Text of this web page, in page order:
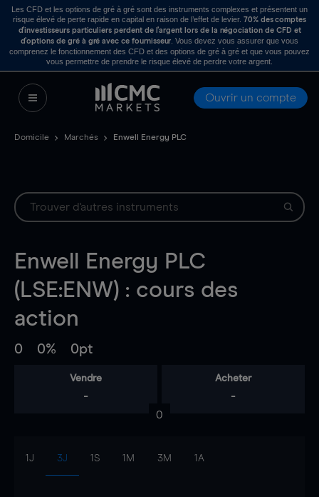
Les CFD et les options de gré à gré sont des instruments complexes et présentent un
risque élevé de perte rapide en capital en raison de l’effet de levier. 70% des comptes
d’investisseurs particuliers perdent de l’argent lors de la négociation de CFD et
d’options de gré à gré avec ce fournisseur . Vous devez vous assurer que vous
comprenez le fonctionnement des CFD et des options de gré à gré et que vous pouvez
vous permettre de prendre le risque élevé de perdre votre argent.
Ouvrir un compte
Domicile Marchés Enwell Energy PLC
Enwell Energy PLC
(LSE:ENW) : cours des
action
0 0% 0pt
Vendre
-
Acheter
-
0
1J 3J 1S 1M 3M 1A